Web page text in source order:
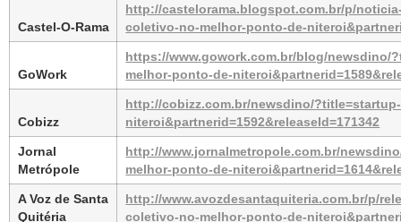
Castel-O-Rama
http://castelorama.blogspot.com.br/p/
coletivo-no-melhor-ponto-de-
GoWork
https://www.gowork.com.br/blog/newsdino/
melhor-ponto-de-
Cobizz
http://cobizz.com.br/newsdino/
niteroi&partnerid=1592&releaseId=171342
Jornal
Metrópole
http://www.jornalmetropole.com.br/
melhor-ponto-de-
A Voz de Santa
Quitéria
http://www.avozdesantaquiteria.com.br/p/
coletivo-no-melhor-ponto-de-